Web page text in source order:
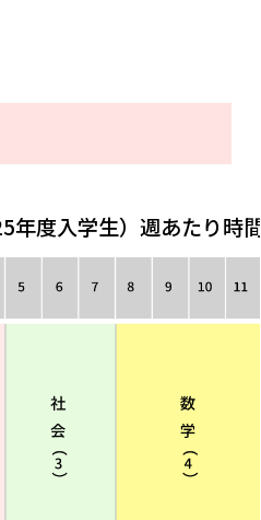
年度入学生）週あたり時